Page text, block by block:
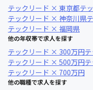
テックリード × 東京都テ
テックリード × 神奈川県
テックリード × 福岡県
他の年収帯で求人を探す
テックリード × 300万円
テックリード × 500万円
テックリード × 700万円
他の職種で求人を探す